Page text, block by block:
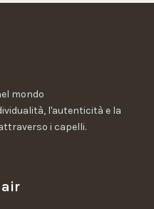
mondo
l'autenticità e la
i capelli.